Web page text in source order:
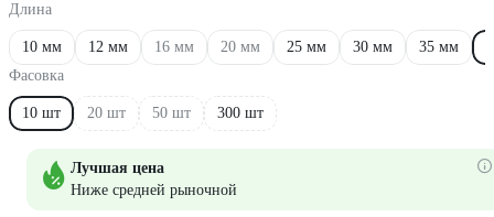
Длина
10 мм 12 мм 16 мм 20 мм 25 мм 30 мм 35 мм
Фасовка
10 шт 20 шт 50 шт 300 шт
Лучшая цена
Ниже средней рыночной